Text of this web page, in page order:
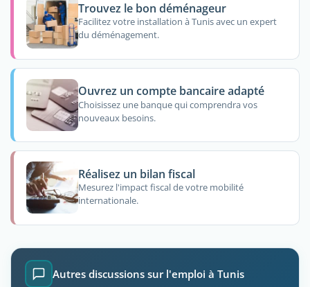
Trouvez le bon déménageur
Facilitez votre installation à Tunis avec un expert
du déménagement.
Ouvrez un compte bancaire adapté
Choisissez une banque qui comprendra vos
nouveaux besoins.
Réalisez un bilan fiscal
Mesurez l'impact fiscal de votre mobilité
internationale.
Autres discussions sur l'emploi à Tunis